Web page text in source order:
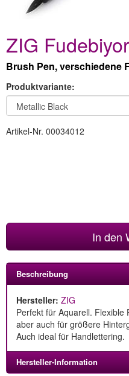
ZIG
Brush Pen, verschiedene
Produktvariante:
Artikel-Nr. 00034012
In den
Beschreibung
Hersteller: ZIG
Perfekt für Aquarell. Flexible
aber auch für größere
Auch ideal für Handlettering.
Hersteller-Information